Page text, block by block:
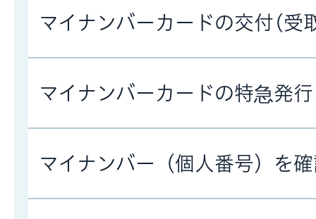
マイナンバーカードの交付(受
マイナンバーカードの特急発
マイナンバー（個人番号）を